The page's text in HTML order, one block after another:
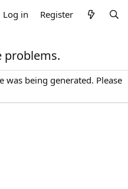
Log in Register
problems.
being generated. Please